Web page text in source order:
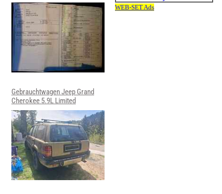
Gebrauchtwagen Jeep Grand
Cherokee 5.9L Limited